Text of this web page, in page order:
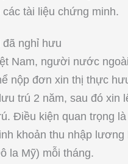
các tài liệu chứng minh.
nghỉ hưu
Nam, người nước
nộp đơn xin thị thực
trú 2 năm, sau đó xin
Điều kiện quan trọng là
khoản thu nhập lương
la Mỹ) mỗi tháng.